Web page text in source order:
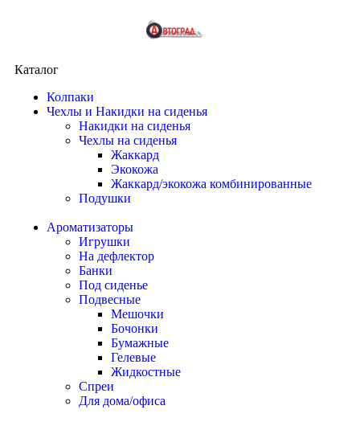
Каталог
Колпаки
Чехлы и Накидки на сиденья
Накидки на сиденья
Чехлы на сиденья
Жаккард
Экокожа
Жаккард/экокожа комбинированные
Подушки
Ароматизаторы
Игрушки
На дефлектор
Банки
Под сиденье
Подвесные
Мешочки
Бочонки
Бумажные
Гелевые
Жидкостные
Спреи
Для дома/офиса